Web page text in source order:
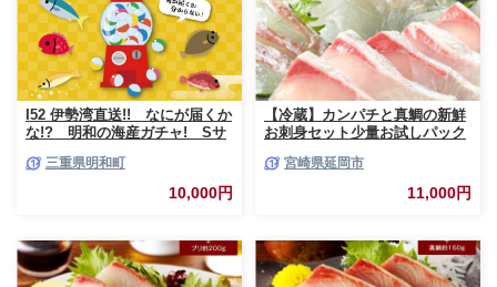
I52 伊勢湾直送!! なにが届くか
な!? 明和の海産ガチャ! Sサ
三重県明和町
10,000円
【冷蔵】カンパチと真鯛の新鮮
お刺身セット少量お試しパック
宮崎県延岡市
11,000円